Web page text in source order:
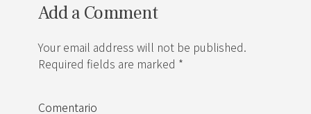
Add a Comment
Your email address will not be published.
Required fields are marked *
Comentario